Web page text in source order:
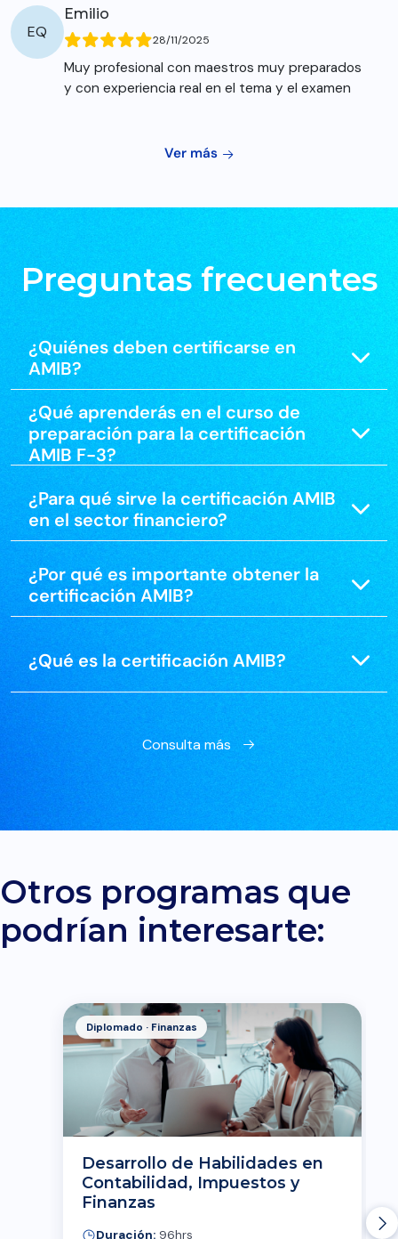
EQ
Emilio
28/11/2025
Muy profesional con maestros muy preparados
y con experiencia real en el tema y el examen
Ver más
Preguntas frecuentes
¿Quiénes deben certificarse en
AMIB?
¿Qué aprenderás en el curso de
preparación para la certificación
AMIB F-3?
¿Para qué sirve la certificación AMIB
en el sector financiero?
¿Por qué es importante obtener la
certificación AMIB?
¿Qué es la certificación AMIB?
Consulta más
Otros programas que
podrían interesarte:
Diplomado · Finanzas
Desarrollo de Habilidades en
Contabilidad, Impuestos y
Finanzas
Duración:96hrs